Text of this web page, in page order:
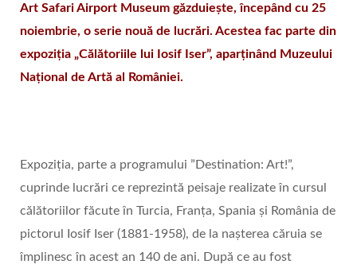
Art Safari Airport Museum găzduiește, începând cu 25
noiembrie, o serie nouă de lucrări. Acestea fac parte din
expoziția „Călătoriile lui Iosif Iser”, aparținând Muzeului
Național de Artă al României.
Expoziția, parte a programului ”Destination: Art!”,
cuprinde lucrări ce reprezintă peisaje realizate în cursul
călătoriilor făcute în Turcia, Franța, Spania și România de
pictorul Iosif Iser (1881-1958), de la nașterea căruia se
împlinesc în acest an 140 de ani. După ce au fost